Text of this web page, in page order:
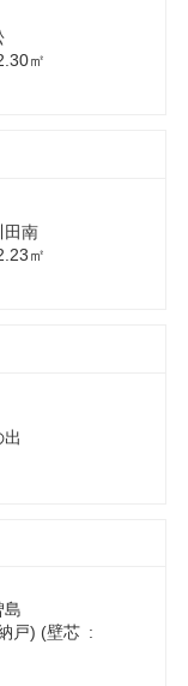
㎡
田南
㎡
島
戸) (壁芯 :